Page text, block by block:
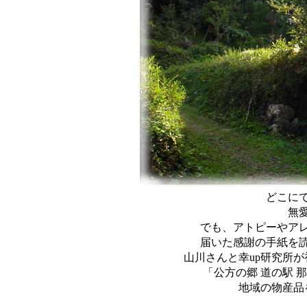
どこに
無
でも、アトピーやア
届いた感謝の手紙を
山川さんと幸up研究所
「公方の郷 道の駅
地域の物産